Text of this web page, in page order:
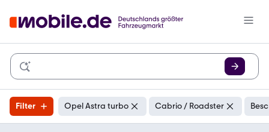
Filter Opel Astra turbo Cabrio / Roadster